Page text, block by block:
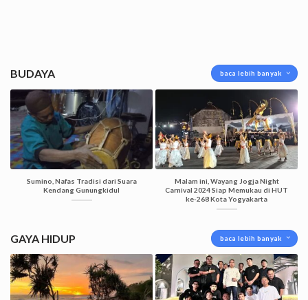
BUDAYA baca lebih banyak
Sumino, Nafas Tradisi dari Suara
Kendang Gunungkidul
Malam ini, Wayang Jogja Night
Carnival 2024 Siap Memukau di HUT
ke-268 Kota Yogyakarta
GAYA HIDUP baca lebih banyak